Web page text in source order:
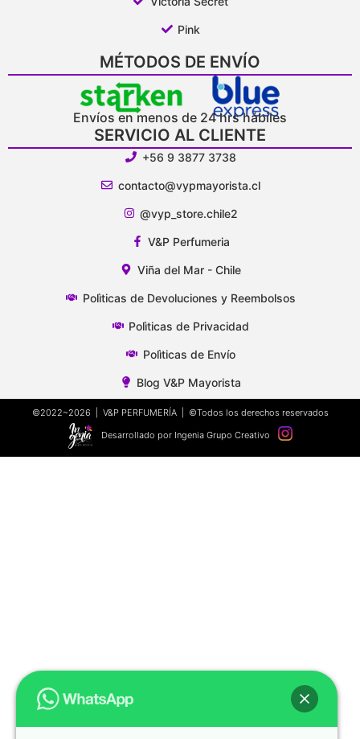
Pink
MÉTODOS DE ENVÍO
Envíos en menos de 24 hrs hábiles
SERVICIO AL CLIENTE
+56 9 3877 3738
contacto@vypmayorista.cl
@vyp_store.chile2
V&P Perfumeria
Viña del Mar - Chile
Polìticas de Devoluciones y Reembolsos
Polìticas de Privacidad
Polìticas de Envío
Blog V&P Mayorista
©2022~2026 | V&P PERFUMERÍA | ©Todos los derechos reservados
Desarrollado por Ingenia Grupo Creativo